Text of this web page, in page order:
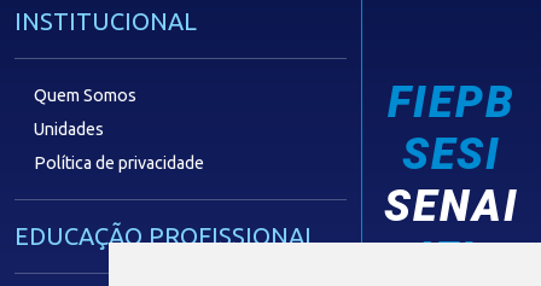
INSTITUCIONAL
Quem Somos
Unidades
Política de privacidade
EDUCAÇÃO PROFISSIONAL
FIEPB
SESI
SENAI
IEL